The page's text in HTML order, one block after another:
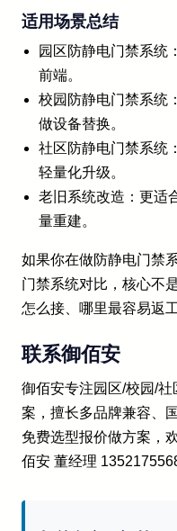
适用场景总结
园区防静电门禁系统
前端。
校园防静电门禁系统
做设备替换。
社区防静电门禁系统
轻量化升级。
老旧系统改造：更适
量重建。
如果你在做防静电门禁
门禁系统对比，核心不
怎么接、哪里最容易返工
联系御佰安
御佰安专注园区/校园/
案，擅长多品牌兼容、
免费选型报价做方案，
佰安 董经理